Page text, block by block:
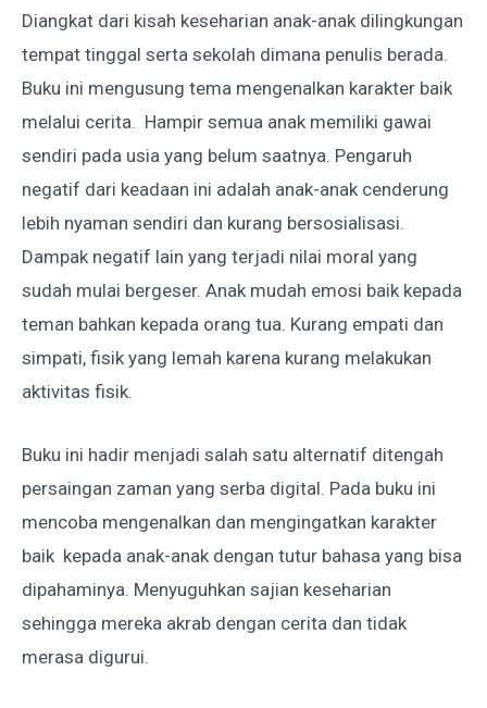
Diangkat dari kisah keseharian anak-anak dilingkungan
tempat tinggal serta sekolah dimana penulis berada.
Buku ini mengusung tema mengenalkan karakter baik
melalui cerita. Hampir semua anak memiliki gawai
sendiri pada usia yang belum saatnya. Pengaruh
negatif dari keadaan ini adalah anak-anak cenderung
lebih nyaman sendiri dan kurang bersosialisasi.
Dampak negatif lain yang terjadi nilai moral yang
sudah mulai bergeser. Anak mudah emosi baik kepada
teman bahkan kepada orang tua. Kurang empati dan
simpati, fisik yang lemah karena kurang melakukan
aktivitas fisik.
Buku ini hadir menjadi salah satu alternatif ditengah
persaingan zaman yang serba digital. Pada buku ini
mencoba mengenalkan dan mengingatkan karakter
baik kepada anak-anak dengan tutur bahasa yang bisa
dipahaminya. Menyuguhkan sajian keseharian
sehingga mereka akrab dengan cerita dan tidak
merasa digurui.